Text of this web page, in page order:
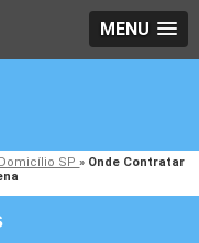
MENU
SP» Onde Contratar